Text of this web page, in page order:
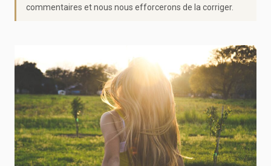
commentaires et nous nous efforcerons de la corriger.